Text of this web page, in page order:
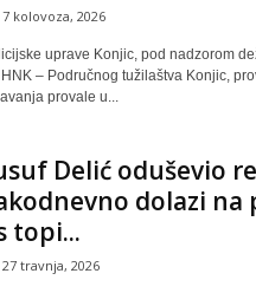
7 kolovoza, 2026
uprave Konjic, pod nadzorom
– Područnog tužilaštva Konjic,
provale u...
Delić oduševio
dolazi na
topi...
27 travnja, 2026